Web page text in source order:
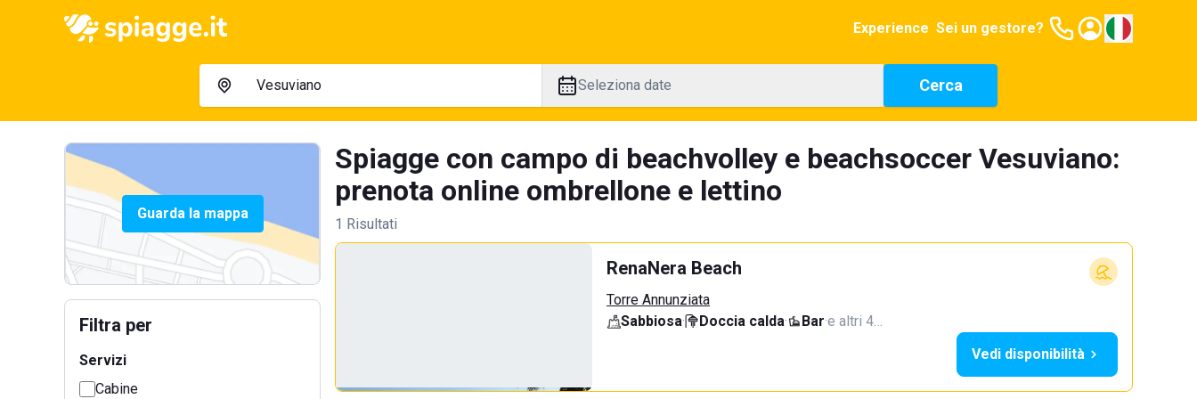
Experience Sei un gestore?
Seleziona date Cerca
Guarda la mappa
Filtra per
Servizi
Cabine
Spiagge con campo di beachvolley e beachsoccer Vesuviano:
prenota online ombrellone e lettino
1 Risultati
RenaNera Beach
Torre Annunziata
Sabbiosa· Doccia calda· Bar·e altri 4…
Vedi disponibilità